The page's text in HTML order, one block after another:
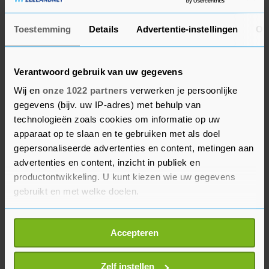
Toestemming Details Advertentie-instellingen
Verantwoord gebruik van uw gegevens
Wij en onze 1022 partners verwerken je persoonlijke
gegevens (bijv. uw IP-adres) met behulp van
technologieën zoals cookies om informatie op uw
apparaat op te slaan en te gebruiken met als doel
gepersonaliseerde advertenties en content, metingen aan
advertenties en content, inzicht in publiek en
productontwikkeling. U kunt kiezen wie uw gegevens
gebruikt en met welke doelen.
Als u het toestaat, willen we ook graag:
Informatie verzamelen over uw geografische
locatie, die tot een paar meter nauwkeurig kan zijn
Uw apparaat identificeren door het actief te
Accepteren
Zelf instellen
draagster van de bergtrui, kwam als eerste boven
voor Smulders.
alle vluchters ingelopen. Squiban ging er op de
klim alleen vandoor en bereikte de top met een
voorsprong van een minuut op de groep rond
geletruidraagster Le Court.
Squiban viel niet stil en achter haar kwam de
achtervolging ook niet echt op gang. "Ik weet niet
wat ik moet zeggen. Ik had superbenen, maar dit
had ik niet verwacht", vertelde ze in het
flashinterview. Onderweg had ze haar ouders nog
langs de kant van de weg zien staan. "Dat was